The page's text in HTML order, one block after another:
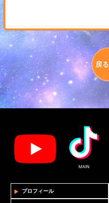
戻る
MAIN
プロフィール